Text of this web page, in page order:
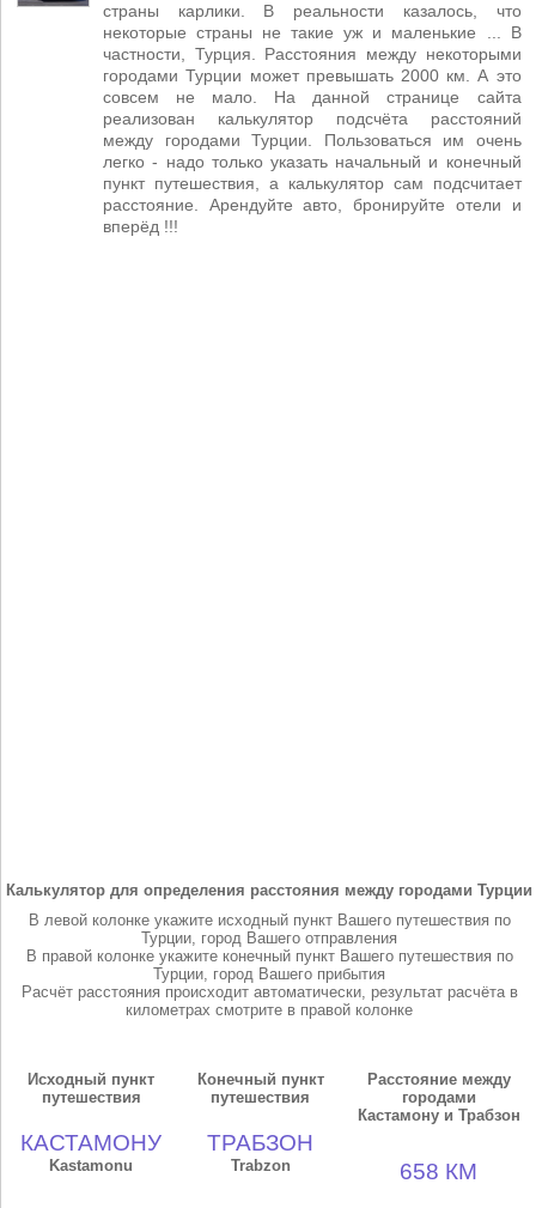
страны карлики. В реальности казалось, что
некоторые страны не такие уж и маленькие ... В
частности, Турция. Расстояния между некоторыми
городами Турции может превышать 2000 км. А это
совсем не мало. На данной странице сайта
реализован калькулятор подсчёта расстояний
между городами Турции. Пользоваться им очень
легко - надо только указать начальный и конечный
пункт путешествия, а калькулятор сам подсчитает
расстояние. Арендуйте авто, бронируйте отели и
вперёд !!!
Калькулятор для определения расстояния между городами Турции
В левой колонке укажите исходный пункт Вашего путешествия по
Турции, город Вашего отправления
В правой колонке укажите конечный пункт Вашего путешествия по
Турции, город Вашего прибытия
Расчёт расстояния происходит автоматически, результат расчёта в
километрах смотрите в правой колонке
Исходный пункт
путешествия
КАСТАМОНУ
Kastamonu
Конечный пункт
путешествия
ТРАБЗОН
Trabzon
Расстояние между
городами
Кастамону и Трабзон
658 КМ